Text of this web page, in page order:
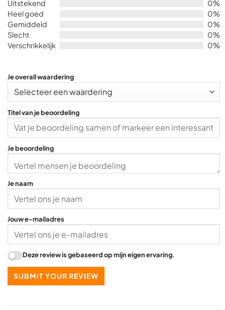
of
5
Uitstekend
0%
Heel goed
0%
Gemiddeld
0%
Slecht
0%
Verschrikkelijk
0%
Je overall waardering
Titel van je beoordeling
Je beoordeling
Je naam
Jouw e-mailadres
Deze review is gebaseerd op mijn eigen ervaring.
SUBMIT YOUR REVIEW